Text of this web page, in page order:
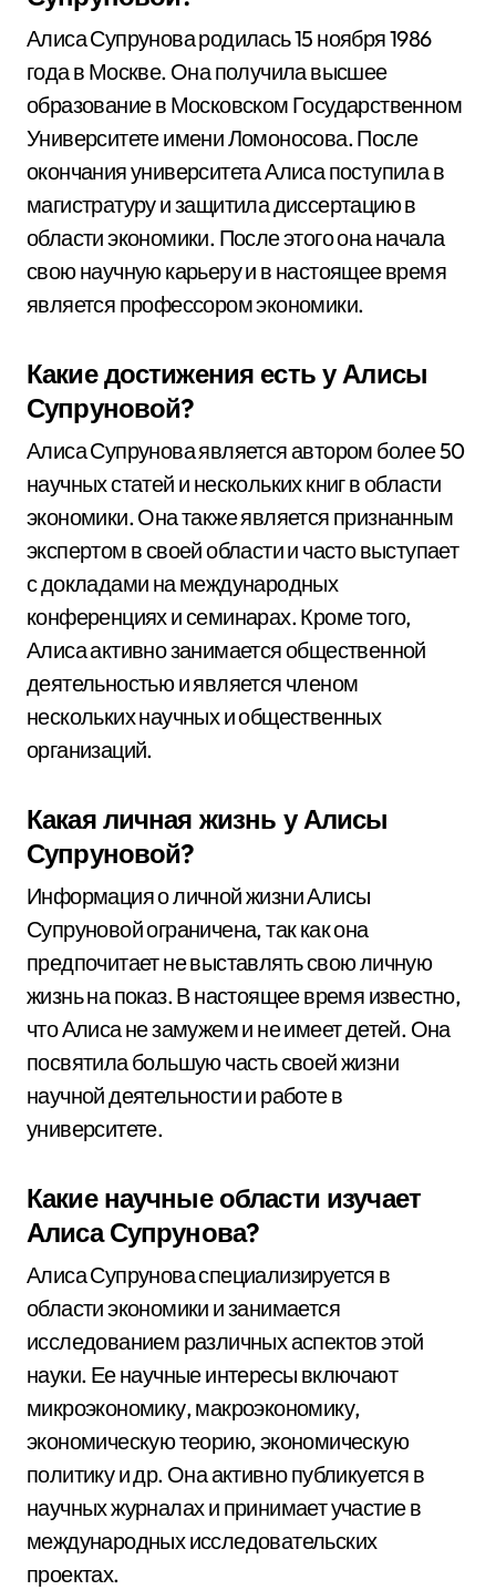
Алиса Супрунова родилась 15 ноября 1986
года в Москве. Она получила высшее
образование в Московском Государственном
Университете имени Ломоносова. После
окончания университета Алиса поступила в
магистратуру и защитила диссертацию в
области экономики. После этого она начала
свою научную карьеру и в настоящее время
является профессором экономики.
Какие достижения есть у Алисы
Супруновой?
Алиса Супрунова является автором более 50
научных статей и нескольких книг в области
экономики. Она также является признанным
экспертом в своей области и часто выступает
с докладами на международных
конференциях и семинарах. Кроме того,
Алиса активно занимается общественной
деятельностью и является членом
нескольких научных и общественных
организаций.
Какая личная жизнь у Алисы
Супруновой?
Информация о личной жизни Алисы
Супруновой ограничена, так как она
предпочитает не выставлять свою личную
жизнь на показ. В настоящее время известно,
что Алиса не замужем и не имеет детей. Она
посвятила большую часть своей жизни
научной деятельности и работе в
университете.
Какие научные области изучает
Алиса Супрунова?
Алиса Супрунова специализируется в
области экономики и занимается
исследованием различных аспектов этой
науки. Ее научные интересы включают
микроэкономику, макроэкономику,
экономическую теорию, экономическую
политику и др. Она активно публикуется в
научных журналах и принимает участие в
международных исследовательских
проектах.